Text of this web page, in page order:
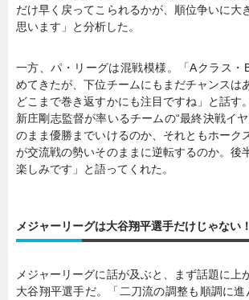
だけ早く戻ってこられるかが、順位争いに大
思います」と分析した。
一方、パ・リーグは混戦模様。「Aクラス・
めてきたが、下位チームにもまだチャンスは
どこまで巻き返すかにも注目ですね」と話す
新庄剛志監督が率いるチームの“最終決戦イ
のまま優勝までいけるのか、それともホーク
が交流戦の勢いそのままに逆転するのか。後
楽しみです」と語ってくれた。
メジャーリーグは大谷翔平選手だけじゃない！
メジャーリーグに話が及ぶと、まず話題に上
大谷翔平選手だ。「二刀流の調整も順調に進